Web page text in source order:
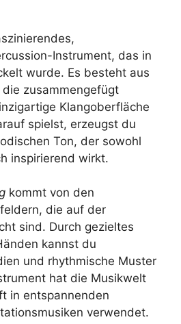
Instrument, das in
wurde. Es besteht aus
zusammengefügt
Klangoberfläche
spielst, erzeugst du
Ton, der sowohl
inspirierend wirkt.
kommt von den
die auf der
sind. Durch gezieltes
kannst du
und rhythmische Muster
hat die Musikwelt
in entspannenden
verwendet.